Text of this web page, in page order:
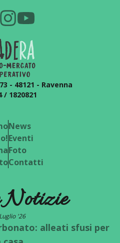
- 48121 - Ravenna
/ 1820821
News
Eventi
Foto
Contatti
Notizie
'26
alleati sfusi per